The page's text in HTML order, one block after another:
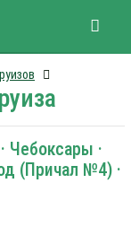
Чебоксары ·
(Причал №4) ·